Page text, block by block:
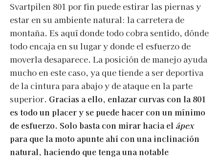
Svartpilen 801 por fin puede estirar las piernas y
estar en su ambiente natural: la carretera de
montaña. Es aquí donde todo cobra sentido, dónde
todo encaja en su lugar y donde el esfuerzo de
moverla desaparece. La posición de manejo ayuda
mucho en este caso, ya que tiende a ser deportiva
de la cintura para abajo y de ataque en la parte
superior. Gracias a ello, enlazar curvas con la 801
es todo un placer y se puede hacer con un mínimo
de esfuerzo. Solo basta con mirar hacia el ápex
para que la moto apunte ahí con una inclinación
natural, haciendo que tenga una notable